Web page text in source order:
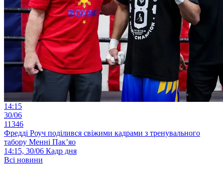
14:15
30/06
11346
Фредді Роуч поділився свіжими кадрами з тренувального
табору Менні Пак’яо
14:15, 30/06 Кадр дня
Всі новини